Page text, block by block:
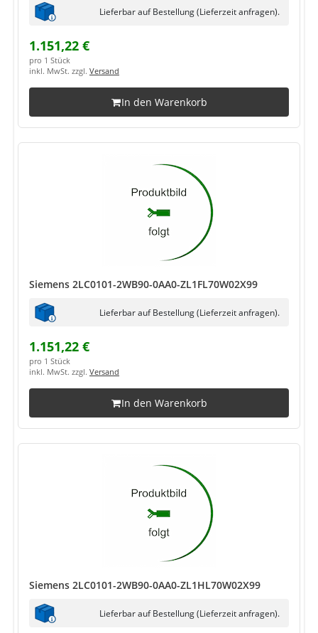
Lieferbar auf Bestellung (Lieferzeit anfragen).
1.151,22 €
pro 1 Stück
inkl. MwSt. zzgl. Versand
In den Warenkorb
Siemens 2LC0101-2WB90-0AA0-ZL1FL70W02X99
Lieferbar auf Bestellung (Lieferzeit anfragen).
1.151,22 €
pro 1 Stück
inkl. MwSt. zzgl. Versand
In den Warenkorb
Siemens 2LC0101-2WB90-0AA0-ZL1HL70W02X99
Lieferbar auf Bestellung (Lieferzeit anfragen).